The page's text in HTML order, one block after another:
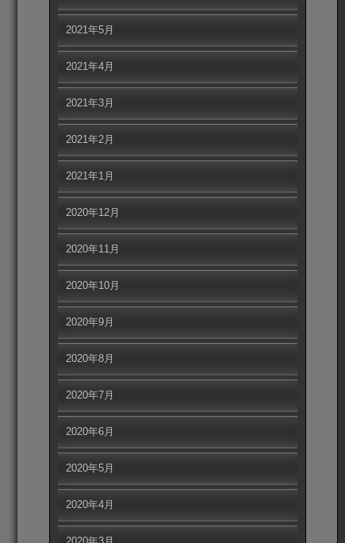
2021年5月
2021年4月
2021年3月
2021年2月
2021年1月
2020年12月
2020年11月
2020年10月
2020年9月
2020年8月
2020年7月
2020年6月
2020年5月
2020年4月